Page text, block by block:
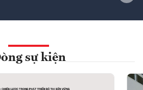
sự kiện